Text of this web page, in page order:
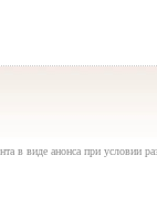
в виде анонса при условии